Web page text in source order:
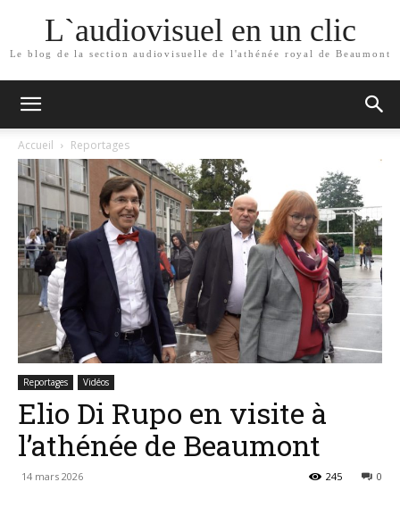
L`audiovisuel en un clic
Le blog de la section audiovisuelle de l'athénée royal de Beaumont
Accueil Reportages
Reportages Vidéos
Elio Di Rupo en visite à
l’athénée de Beaumont
14 mars 2026 0
245